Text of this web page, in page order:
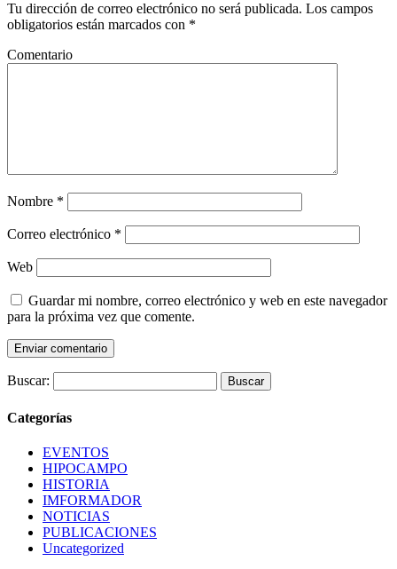
Tu dirección de correo electrónico no será publicada. Los campos
obligatorios están marcados con *
Comentario
Nombre *
Correo electrónico *
Web
Guardar mi nombre, correo electrónico y web en este navegador
para la próxima vez que comente.
Buscar:
Categorías
EVENTOS
HIPOCAMPO
HISTORIA
IMFORMADOR
NOTICIAS
PUBLICACIONES
Uncategorized